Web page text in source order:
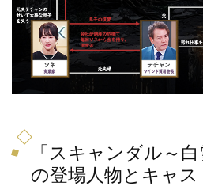
「スキャンダル～白
の登場人物とキャス